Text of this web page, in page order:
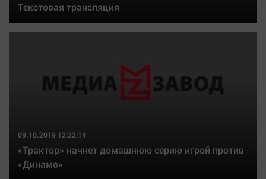
Текстовая трансляция
09.10.2019 12:32:14
«Трактор» начнет домашнюю серию игрой против
«Динамо»